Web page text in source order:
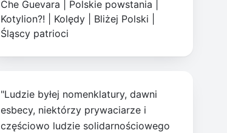
Che Guevara
Polskie powstania
Kotylion?!
Kolędy Bliżej Polski
Śląscy patrioci
"Ludzie byłej nomenklatury, dawni
esbecy, niektórzy prywaciarze i
częściowo ludzie solidarnościowego